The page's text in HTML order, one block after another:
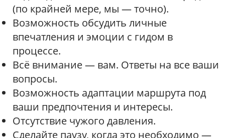
(по крайней мере, мы — точно).
Возможность обсудить личные
впечатления и эмоции с гидом в
процессе.
Всё внимание — вам. Ответы на все ваши
вопросы.
Возможность адаптации маршрута под
ваши предпочтения и интересы.
Отсутствие чужого давления.
Сделайте паузу, когда это необходимо —